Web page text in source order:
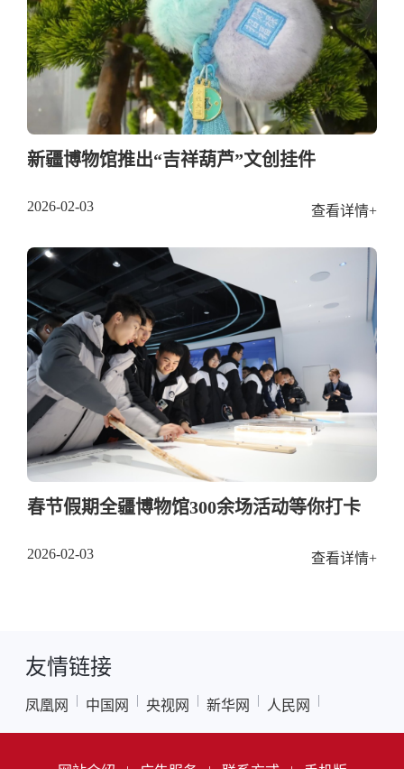
新疆博物馆推出“吉祥葫芦”文创挂件
2026-02-03 查看详情+
春节假期全疆博物馆300余场活动等你打卡
2026-02-03 查看详情+
友情链接
凤凰网 | 中国网 | 央视网 | 新华网 | 人民网 |